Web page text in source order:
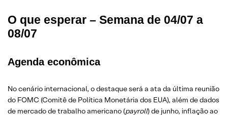
O que esperar – Semana de 04/07 a
08/07
Agenda econômica
No cenário internacional, o destaque será a ata da última reunião
do FOMC (Comitê de Política Monetária dos EUA), além de dados
de mercado de trabalho americano (payroll) de junho, inflação ao